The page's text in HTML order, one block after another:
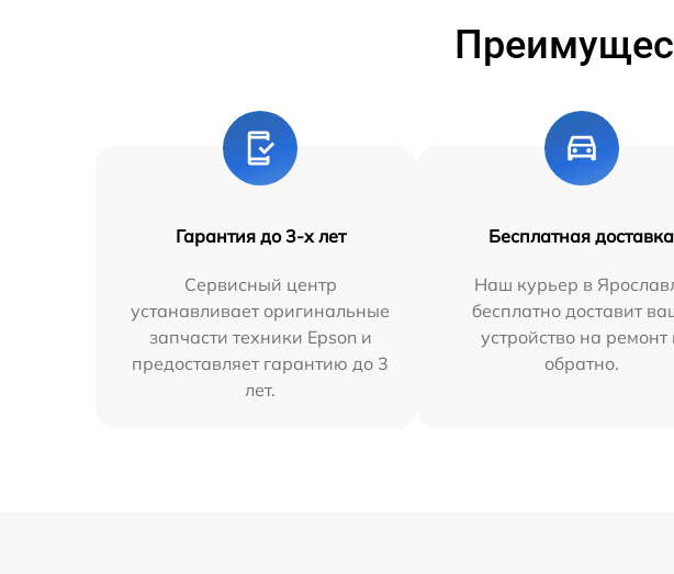
Гарантия до 3-х лет
Сервисный центр
устанавливает оригинальные
запчасти техники Epson и
предоставляет гарантию до 3
лет.
Бесплатная доставка
Наш курьер в
бесплатно доставит
устройство на ремонт
обратно.